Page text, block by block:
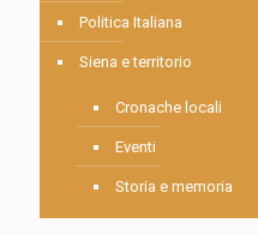
Politica Italiana
Siena e territorio
Cronache locali
Eventi
Storia e memoria